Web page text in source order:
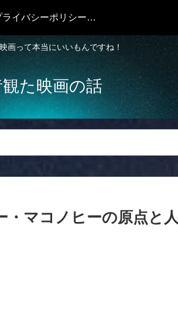
画って本当にいいもんですね！
た映画の話
プライバシーポリシー・免責事項
・マコノヒーの原点と人